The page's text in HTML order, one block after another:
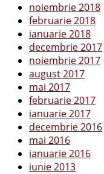
noiembrie 2018
februarie 2018
ianuarie 2018
decembrie 2017
noiembrie 2017
august 2017
mai 2017
februarie 2017
ianuarie 2017
decembrie 2016
mai 2016
ianuarie 2016
iunie 2013